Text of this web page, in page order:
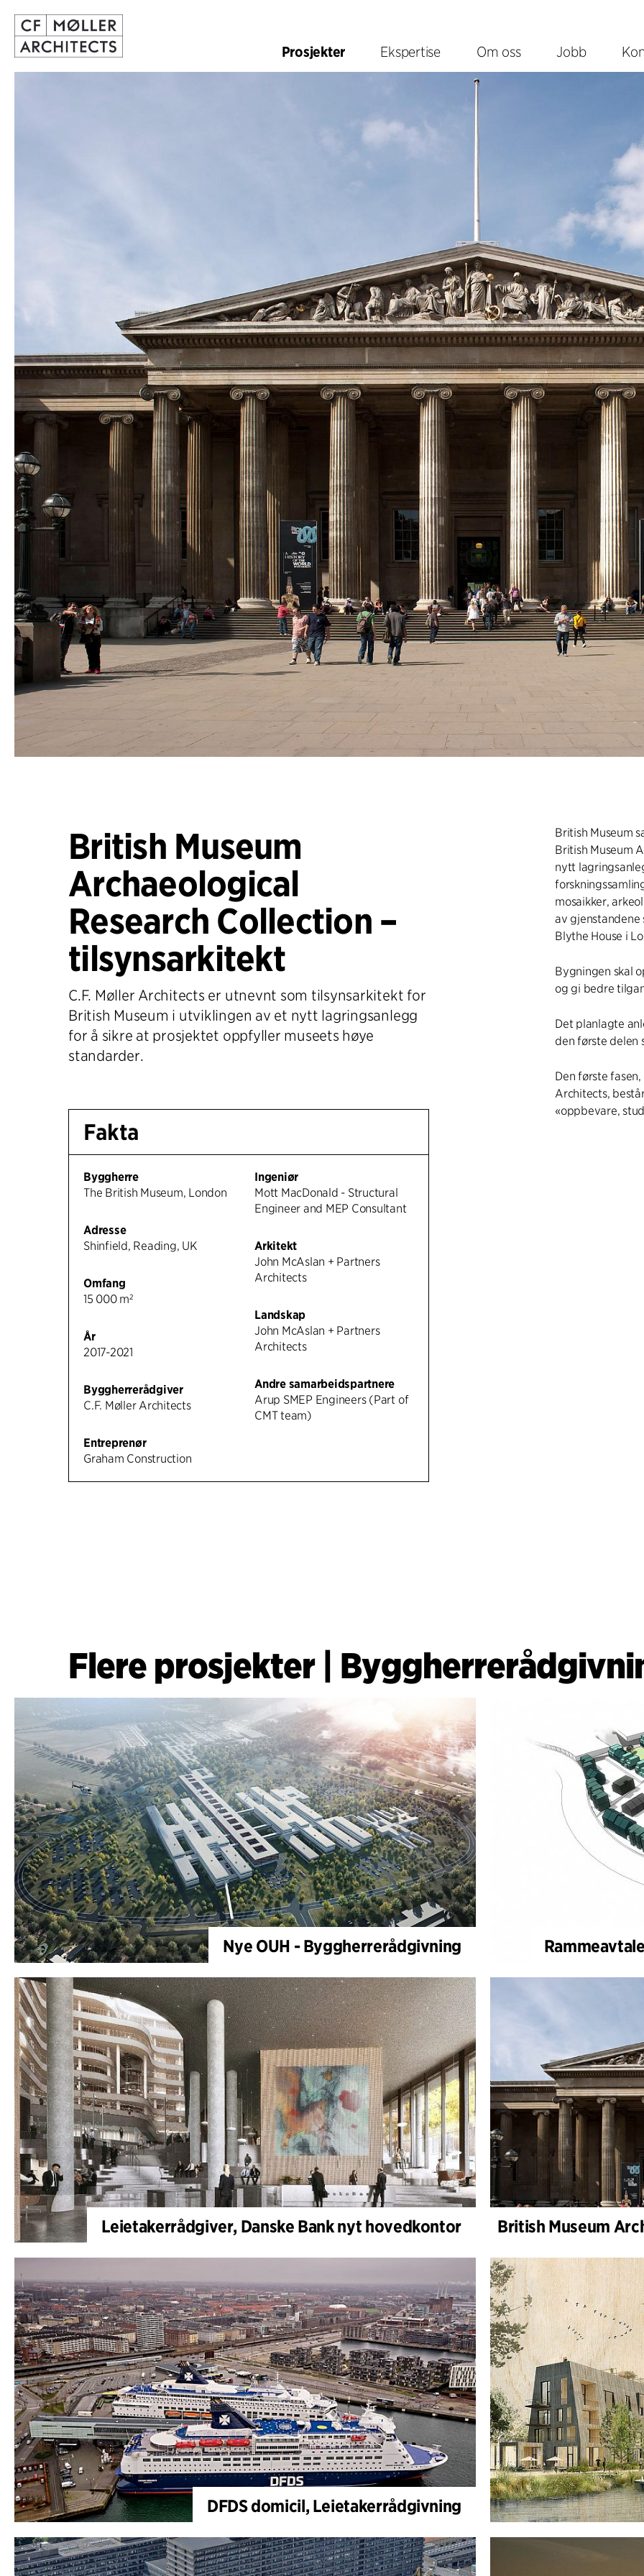
Prosjekter Ekspertise Om oss Jobb
British Museum
Archaeological
Research Collection –
tilsynsarkitekt
C.F. Møller Architects er utnevnt som tilsynsarkitekt for
British Museum i utviklingen av et nytt lagringsanlegg
for å sikre at prosjektet oppfyller museets høye
standarder.
Fakta
Byggherre
The British Museum, London
Adresse
Shinfield, Reading, UK
Omfang
15 000 m²
År
2017-2021
Byggherrerådgiver
C.F. Møller Architects
Entreprenør
Graham Construction
Ingeniør
Mott MacDonald - Structural
Engineer and MEP Consultant
Arkitekt
John McAslan + Partners
Architects
Landskap
John McAslan + Partners
Architects
Andre samarbeidspartnere
Arup SMEP Engineers (Part of
CMT team)
British Museum
British Museum
nytt
mosaikker,
av
Blythe House i
Bygningen skal
og gi bedre
Det planlagte
den første delen
Den første
Architects,
«oppbevare,
Flere prosjekter|
Nye OUH - Byggherrerådgivning
Leietakerrådgiver, Danske Bank nyt hovedkontor
DFDS domicil, Leietakerrådgivning